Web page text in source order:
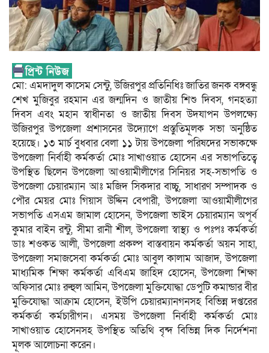
মো: এমদাদুল কাসেম সেন্টু, উজিরপুর প্রতিনিধিঃ জাতির জনক বঙ্গবন্ধু
শেখ মুজিবুর রহমান এর জন্মদিন ও জাতীয় শিশু দিবস, গনহত্যা
দিবস এবং মহান স্বাধীনতা ও জাতীয় দিবস উদযাপন উপলক্ষ্যে
উজিরপুর উপজেলা প্রশাসনের উদ্যোগে প্রস্তুতিমূলক সভা অনুষ্ঠিত
হয়েছে। ১৩ মার্চ বুধবার বেলা ১১ টায় উপজেলা পরিষদের সভাকক্ষে
উপজেলা নির্বাহী কর্মকর্তা মোঃ সাখাওয়াত হোসেন এর সভাপতিত্বে
উপস্থিত ছিলেন উপজেলা আওয়ামীলীগের সিনিয়র সহ-সভাপতি ও
উপজেলা চেয়ারম্যান আঃ মজিদ সিকদার বাচ্চু, সাধারণ সম্পাদক ও
পৌর মেয়র মোঃ গিয়াস উদ্দিন বেপারী, উপজেলা আওয়ামীলীগের
সভাপতি এসএম জামাল হোসেন, উপজেলা ভাইস চেয়ারম্যান অপূর্ব
কুমার বাইন রন্টু, সীমা রানী শীল, উপজেলা স্বাস্থ্য ও পঃপঃ কর্মকর্তা
ডাঃ শওকত আলী, উপজেলা প্রকল্প বাস্তবায়ন কর্মকর্তা অয়ন সাহা,
উপজেলা সমাজসেবা কর্মকর্তা মোঃ আবুল কালাম আজাদ, উপজেলা
মাধ্যমিক শিক্ষা কর্মকর্তা এবিএম জাহিদ হোসেন, উপজেলা শিক্ষা
অফিসার মোঃ রুহুল আমিন, উপজেলা মুক্তিযোদ্ধা ডেপুটি কমান্ডার বীর
মুক্তিযোদ্ধা আক্রাম হোসেন, ইউপি চেয়ারম্যানগনসহ বিভিন্ন দপ্তরের
কর্মকর্তা কর্মচারীগন। এসময় উপজেলা নির্বাহী কর্মকর্তা মোঃ
সাখাওয়াত হোসেনসহ উপস্থিত অতিথি বৃন্দ বিভিন্ন দিক নির্দেশনা
মূলক আলোচনা করেন।